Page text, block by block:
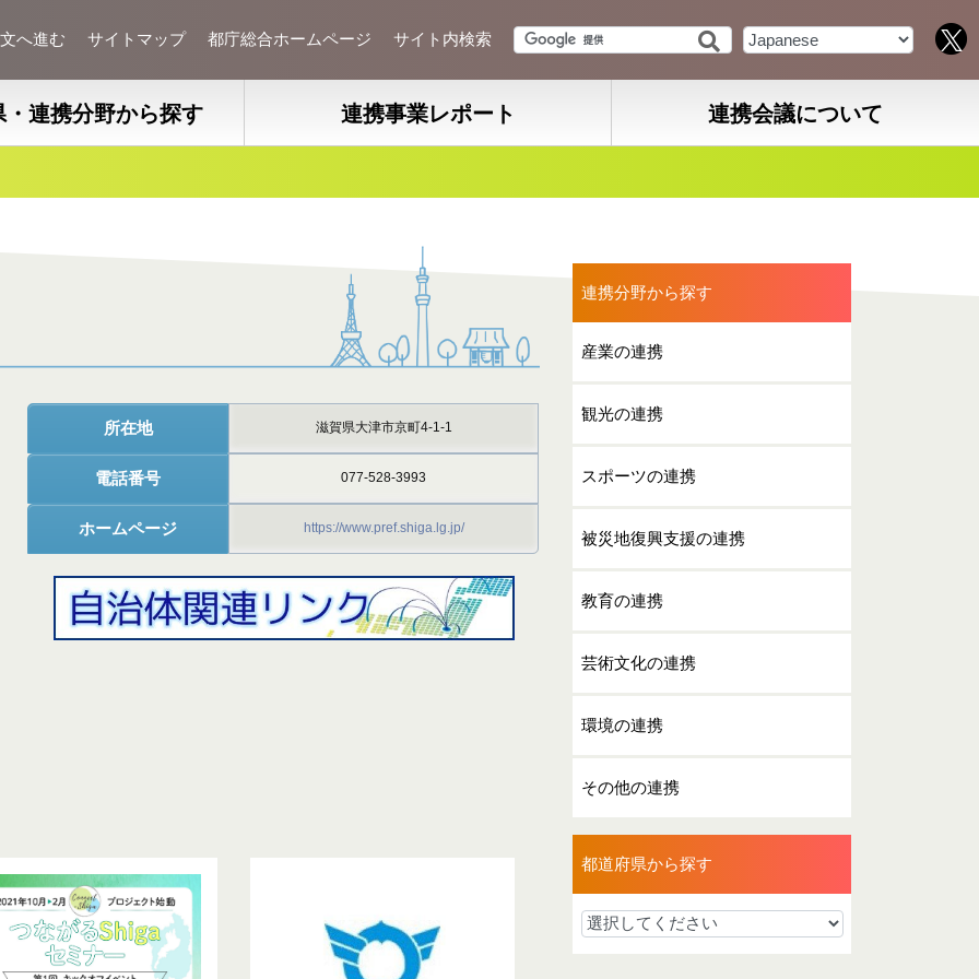
へ進む サイトマップ 都庁総合ホームページ サイト内検索
・連携分野から探す 連携事業レポート 連携会議について
所在地 滋賀県大津市京町4-1-1
電話番号 077-528-3993
ホームページ https://www.pref.shiga.lg.jp/
連携分野から探す
産業の連携
観光の連携
スポーツの連携
被災地復興支援の連携
教育の連携
芸術文化の連携
環境の連携
その他の連携
都道府県から探す